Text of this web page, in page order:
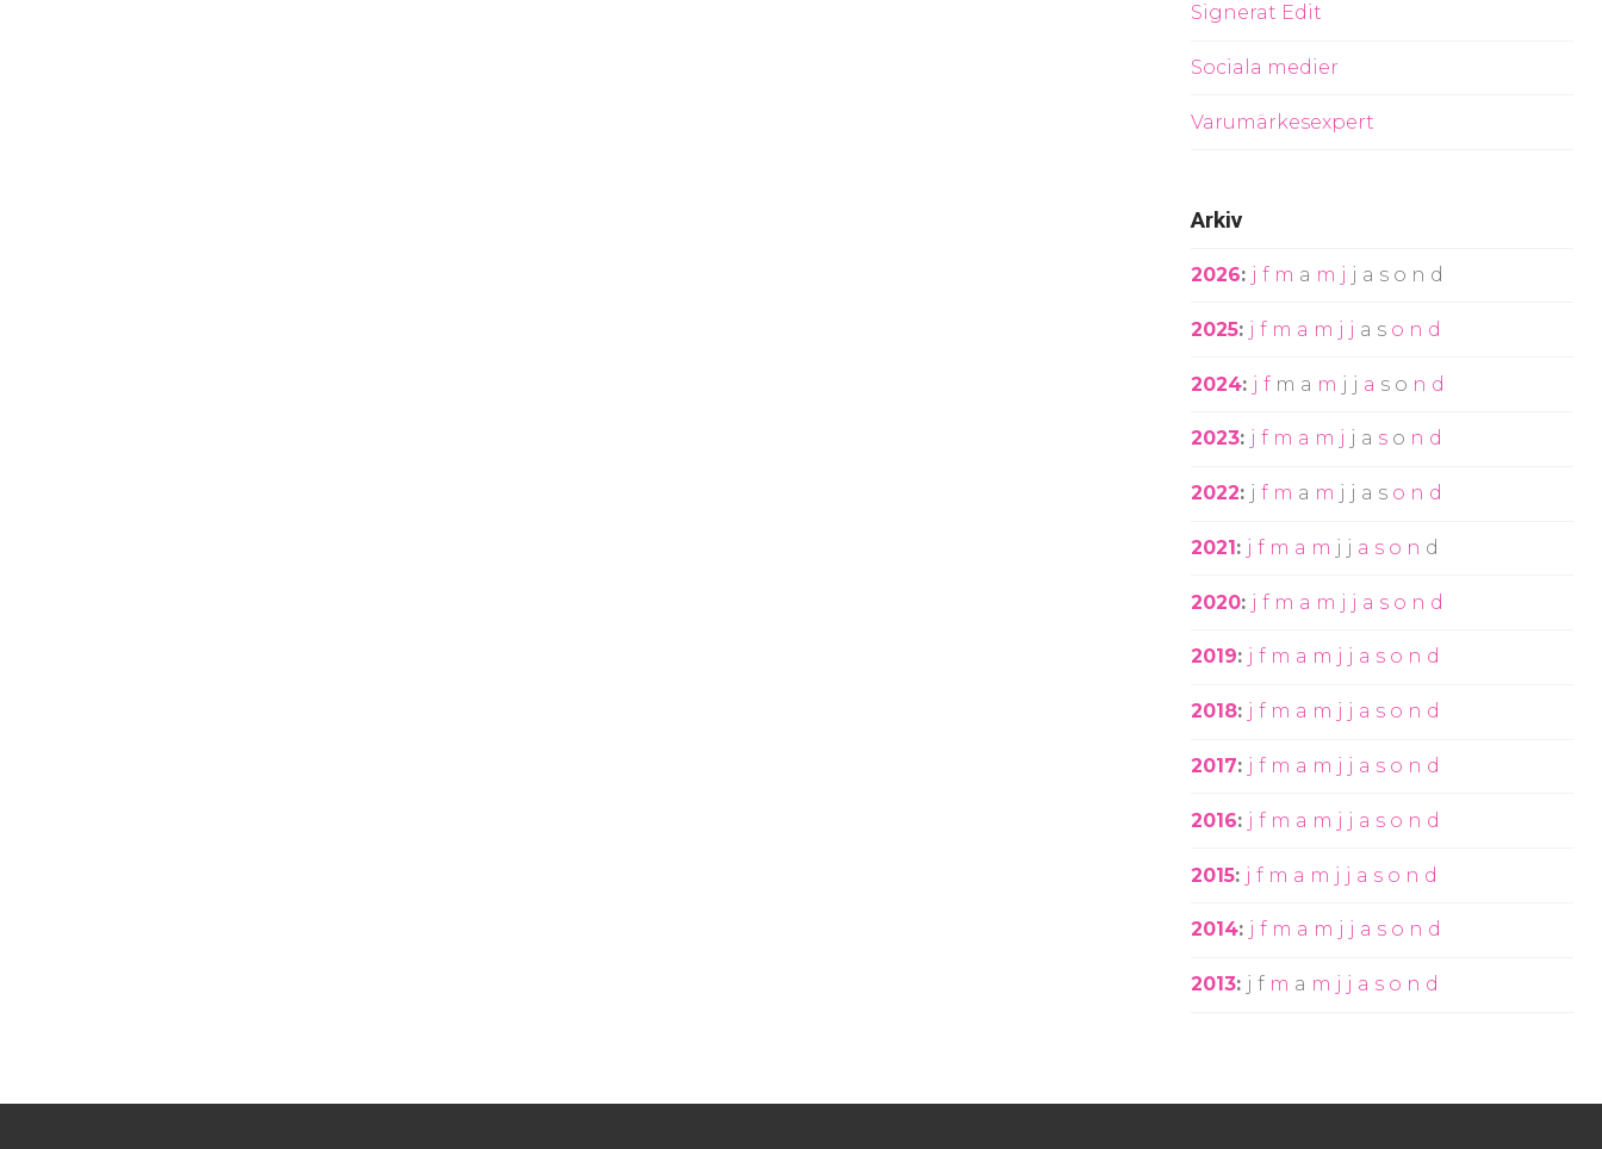
Signerat Edit
Sociala medier
Varumärkesexpert
Arkiv
2026: j f m a m j j a s o n d
2025: j f m a m j j a s o n d
2024: j f m a m j j a s o n d
2023: j f m a m j j a s o n d
2022: j f m a m j j a s o n d
2021: j f m a m j j a s o n d
2020: j f m a m j j a s o n d
2019: j f m a m j j a s o n d
2018: j f m a m j j a s o n d
2017: j f m a m j j a s o n d
2016: j f m a m j j a s o n d
2015: j f m a m j j a s o n d
2014: j f m a m j j a s o n d
2013: j f m a m j j a s o n d